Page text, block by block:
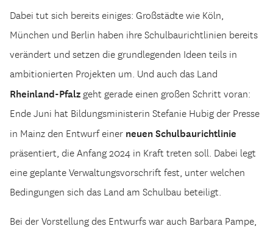
Dabei tut sich bereits einiges: Großstädte wie Köln,
München und Berlin haben ihre Schulbaurichtlinien bereits
verändert und setzen die grundlegenden Ideen teils in
ambitionierten Projekten um. Und auch das Land
Rheinland-Pfalz geht gerade einen großen Schritt voran:
Ende Juni hat Bildungsministerin Stefanie Hubig der Presse
in Mainz den Entwurf einer neuen Schulbaurichtlinie
präsentiert, die Anfang 2024 in Kraft treten soll. Dabei legt
eine geplante Verwaltungsvorschrift fest, unter welchen
Bedingungen sich das Land am Schulbau beteiligt.
Bei der Vorstellung des Entwurfs war auch Barbara Pampe,